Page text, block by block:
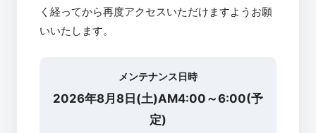
く経ってから再度アクセスいただけますようお願
いいたします。
メンテナンス日時
2026年8月8日(土)AM4:00～6:00(予
定)